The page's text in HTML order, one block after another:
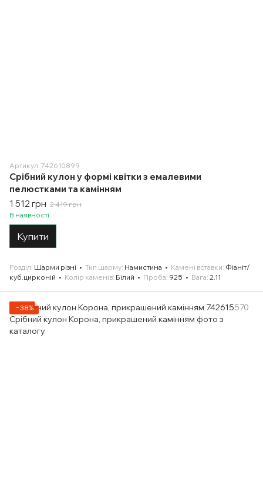
Артикул: 742610899
Срібний кулон у формі квітки з емалевими
пелюстками та камінням
1 512 грн 2 419 грн
В наявності
Купити
Розділ Шарми різні Тип шарму Намистина Камені вставки Фіаніт/
куб.цирконій
Колір каменів Білий Проба 925 Вага 2.11
−38%